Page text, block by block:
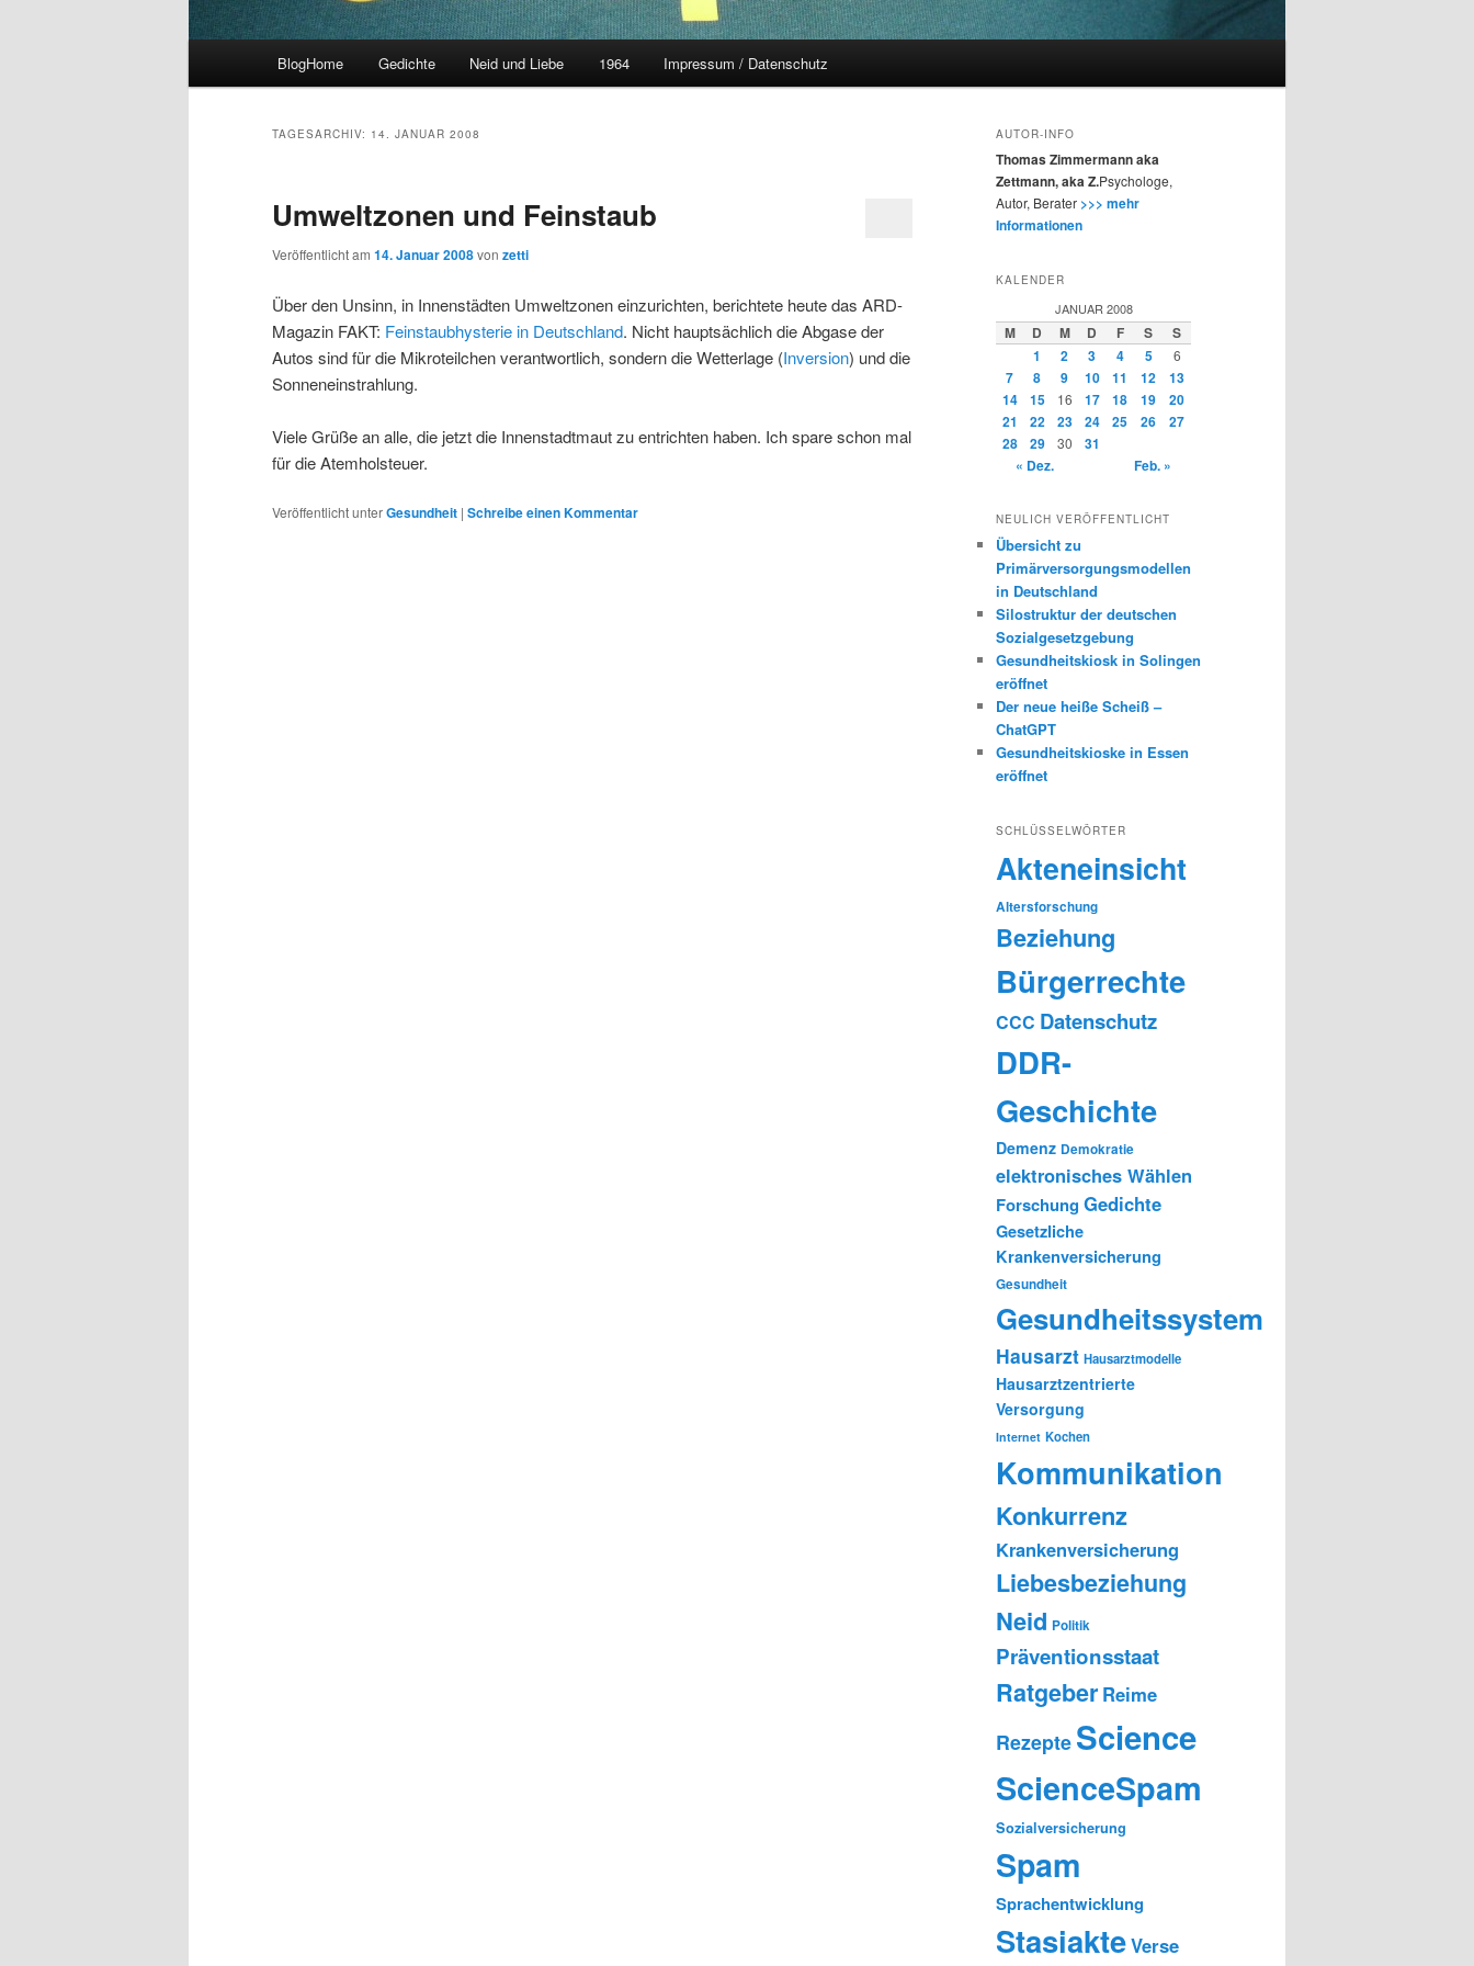
BlogHome Gedichte Neid und Liebe 1964 Impressum / Datenschutz
TAGESARCHIV: 14. JANUAR 2008
Umweltzonen und Feinstaub
Veröffentlicht am 14. Januar 2008von zetti
Über den Unsinn, in Innenstädten Umweltzonen einzurichten, berichtete heute das ARD-
Magazin FAKT: Feinstaubhysterie in Deutschland. Nicht hauptsächlich die Abgase der
Autos sind für die Mikroteilchen verantwortlich, sondern die Wetterlage (Inversion) und die
Sonneneinstrahlung.
Viele Grüße an alle, die jetzt die Innenstadtmaut zu entrichten haben. Ich spare schon mal
für die Atemholsteuer.
Veröffentlicht unterGesundheit | Schreibe einen Kommentar
AUTOR-INFO
Thomas Zimmermann aka
Zettmann, aka Z.Psychologe,
Autor, Berater >>> mehr
Informationen
KALENDER
JANUAR 2008
M D M D F S
S
1
2 3 4 5 6
7 8 9 10 11 12
13
14
15 16 17 18 19
20
21
22 23 24 25 26
27
28
29 30
31
« Dez.
Feb. »
NEULICH VERÖFFENTLICHT
Übersicht zu
Primärversorgungsmodellen
in Deutschland
Silostruktur der deutschen
Sozialgesetzgebung
Gesundheitskiosk in Solingen
eröffnet
Der neue heiße Scheiß –
ChatGPT
Gesundheitskioske in Essen
eröffnet
SCHLÜSSELWÖRTER
Akteneinsicht
Altersforschung
Beziehung
Bürgerrechte
CCC Datenschutz
DDR-
Geschichte
Demenz Demokratie
elektronisches Wählen
Forschung Gedichte
Gesetzliche
Krankenversicherung
Gesundheit
Gesundheitssystem
Hausarzt Hausarztmodelle
Hausarztzentrierte
Versorgung
Internet Kochen
Kommunikation
Konkurrenz
Krankenversicherung
Liebesbeziehung
Neid Politik
Präventionsstaat
Ratgeber Reime
Rezepte Science
ScienceSpam
Sozialversicherung
Spam
Sprachentwicklung
StasiakteVerse